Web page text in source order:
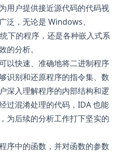
用户提供接近源代码的代码视
泛，无论是 Windows、
下的程序，还是各种嵌入式系
的分析。
以快速、准确地将二进制程序
识别和还原程序的指令集、数
深入理解程序的内部结构和逻
过混淆处理的代码，IDA 也能
为后续的分析工作打下坚实的
序中的函数，并对函数的参数